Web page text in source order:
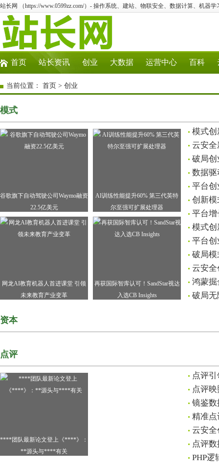
站长网 （https://www.0599zz.com/）- 操作系统、建站、物联安全、数据计算、机器学
首页 站长资讯 创业 大数据 运营中心 百科
当前位置： 首页 > 创业
模式
谷歌旗下自动驾驶公司Waymo融资
22.5亿美元
AI训练性能提升60% 第三代英特
尔至强可扩展处理器
网龙AI教育机器人首进课堂 引领
未来教育产业变革
再获国际智库认可！SandStar视达
入选CB Insights
模式创
云安
破局
数据
平台
创新
平台
模式
平台
破局
云安
鸿蒙
破局
资本
点评
****团队最新论文登上《****》：
**源头与****有关
点评
点评
镜鉴
精准
云安
点评
PHP